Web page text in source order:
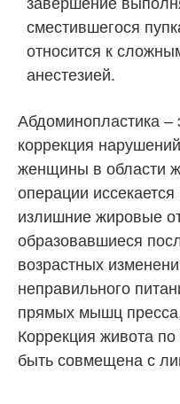
завершение
сместившегося
относится к
анестезией.
Абдоминопластика –
коррекция
женщины в области
операции
излишние жировые
образовавшиеся
возрастных
неправильного
прямых мышц
Коррекция живота
быть совмещена с